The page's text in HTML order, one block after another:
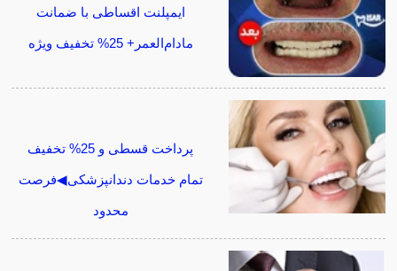
ایمپلنت اقساطی با ضمانت
مادام‌العمر+ 25% تخفیف ویژه
پرداخت قسطی و 25% تخفیف
تمام خدمات دندانپزشکی◀فرصت
محدود